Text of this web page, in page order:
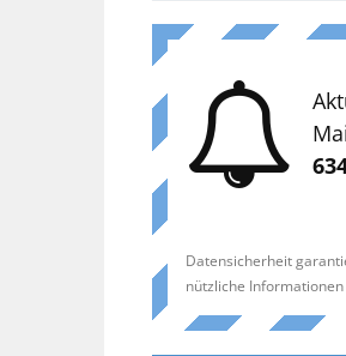
Datensicherheit
nützliche